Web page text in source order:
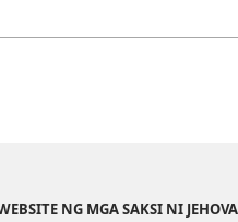
NG MGA SAKSI NI JEHOVA